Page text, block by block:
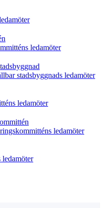
ledamöter
stadsbyggnads ledamöter
ledamöter
ledamöter